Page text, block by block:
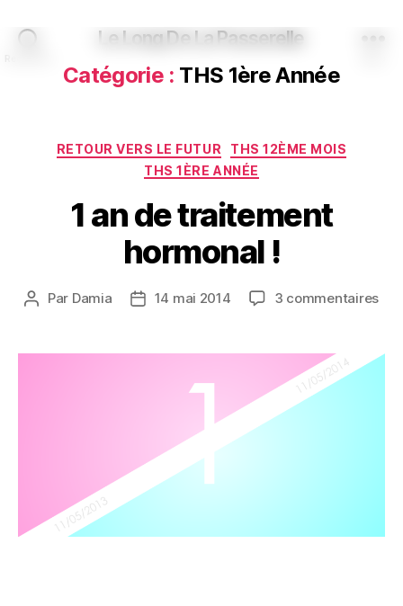
Le Long De La Passerelle
Catégorie : THS 1ère Année
Catégories
RETOUR VERS LE FUTUR
THS 12ÈME MOIS
THS 1ÈRE ANNÉE
1 an de traitement
hormonal !
Auteur
Par Damia
Date14 mai 2014 3 commentairessur
de